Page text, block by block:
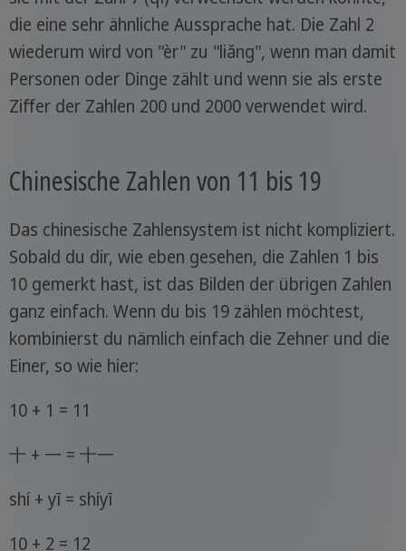
die eine sehr ähnliche Aussprache hat. Die Zahl 2
wiederum wird von "èr" zu "liǎng", wenn man damit
Personen oder Dinge zählt und wenn sie als erste
Ziffer der Zahlen 200 und 2000 verwendet wird.
Chinesische Zahlen von 11 bis 19
Das chinesische Zahlensystem ist nicht kompliziert.
Sobald du dir, wie eben gesehen, die Zahlen 1 bis
10 gemerkt hast, ist das Bilden der übrigen Zahlen
ganz einfach. Wenn du bis 19 zählen möchtest,
kombinierst du nämlich einfach die Zehner und die
Einer, so wie hier:
10 + 1 = 11
十 + 一 = 十一
shí + yī = shíyī
10 + 2 = 12